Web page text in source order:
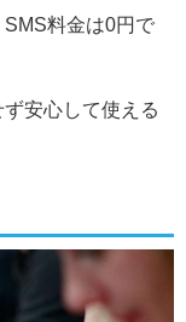
料金は0円で
安心して使える